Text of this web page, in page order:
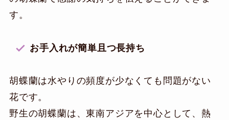
す。
お手入れが簡単且つ長持ち
胡蝶蘭は水やりの頻度が少なくても問題がない
花です。
野生の胡蝶蘭は、東南アジアを中心として、熱